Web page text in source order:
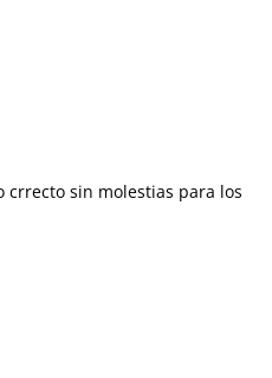
crrecto sin molestias para los